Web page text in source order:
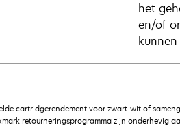
het
en/of
cartridgerendement voor zwart-wit of
retourneringsprogramma zijn onderhevig